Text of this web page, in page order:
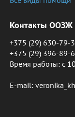
Контакты ООЗЖ
+375 (29) 630-79-
+375 (29) 396-89-
Время работы: c
E-mail: